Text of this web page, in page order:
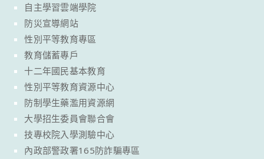
自主學習雲端學院
防災宣導網站
性別平等教育專區
教育儲蓄專戶
十二年國民基本教育
性別平等教育資源中心
防制學生藥濫用資源網
大學招生委員會聯合會
技專校院入學測驗中心
內政部警政署165防詐騙專區